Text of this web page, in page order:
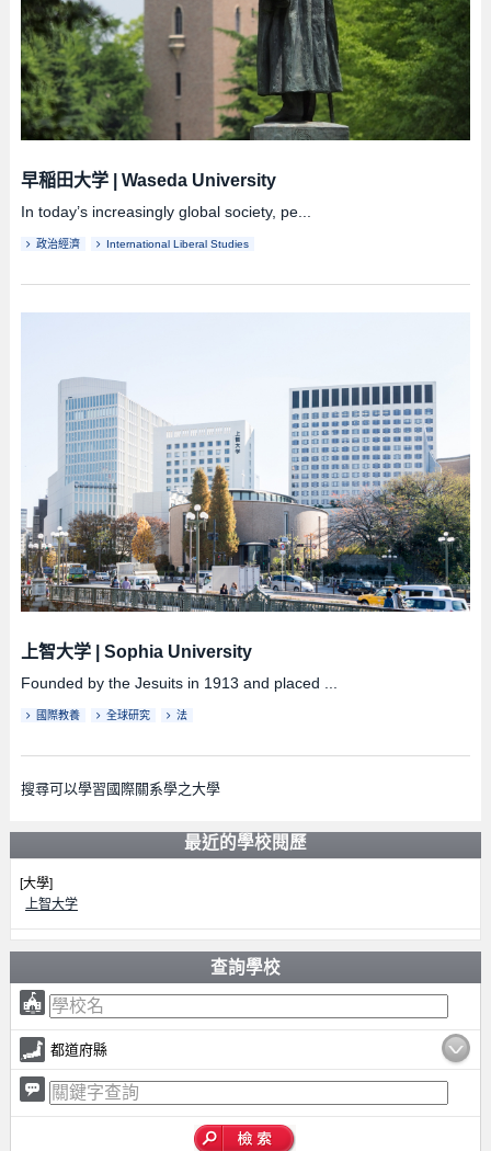
早稲田大学| Waseda University
In today’s increasingly global society, pe...
政治經濟 International Liberal Studies
上智大学| Sophia University
Founded by the Jesuits in 1913 and placed ...
國際教養 全球研究 法
搜尋可以學習國際關系學之大學
最近的學校閱歷
[大學]
上智大学
查詢學校
都道府縣